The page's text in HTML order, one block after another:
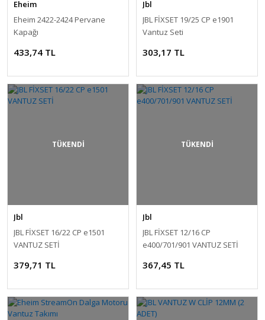
Eheim
Eheim 2422-2424 Pervane
Kapağı
433,74 TL
Jbl
JBL FİXSET 19/25 CP e1901
Vantuz Seti
303,17 TL
TÜKENDİ
Jbl
JBL FİXSET 16/22 CP e1501
VANTUZ SETİ
379,71 TL
TÜKENDİ
Jbl
JBL FİXSET 12/16 CP
e400/701/901 VANTUZ SETİ
367,45 TL